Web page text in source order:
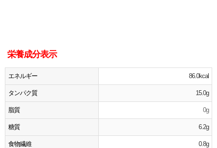
栄養成分表示
エネルギー 86.0kcal
タンパク質 15.0g
脂質 0g
糖質 6.2g
食物繊維 0.8g